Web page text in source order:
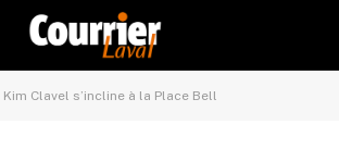
Kim Clavel s’incline à la Place Bell